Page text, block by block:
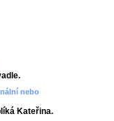
nebo
Kateřina.